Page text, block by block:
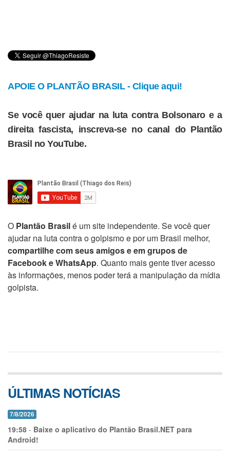
APOIE O PLANTÃO BRASIL - Clique aqui!
Se você quer ajudar na luta contra Bolsonaro e a
direita fascista, inscreva-se no canal do Plantão
Brasil no YouTube.
O Plantão Brasilé um site independente. Se você quer
ajudar na luta contra o golpismo e por um Brasil melhor,
compartilhe com seus amigos e em grupos de
Facebook e WhatsApp. Quanto mais gente tiver acesso
às informações, menos poder terá a manipulação da mídia
golpista.
ÚLTIMAS NOTÍCIAS
7/8/2026
19:58 - Baixe o aplicativo do Plantão Brasil.NET para
Android!